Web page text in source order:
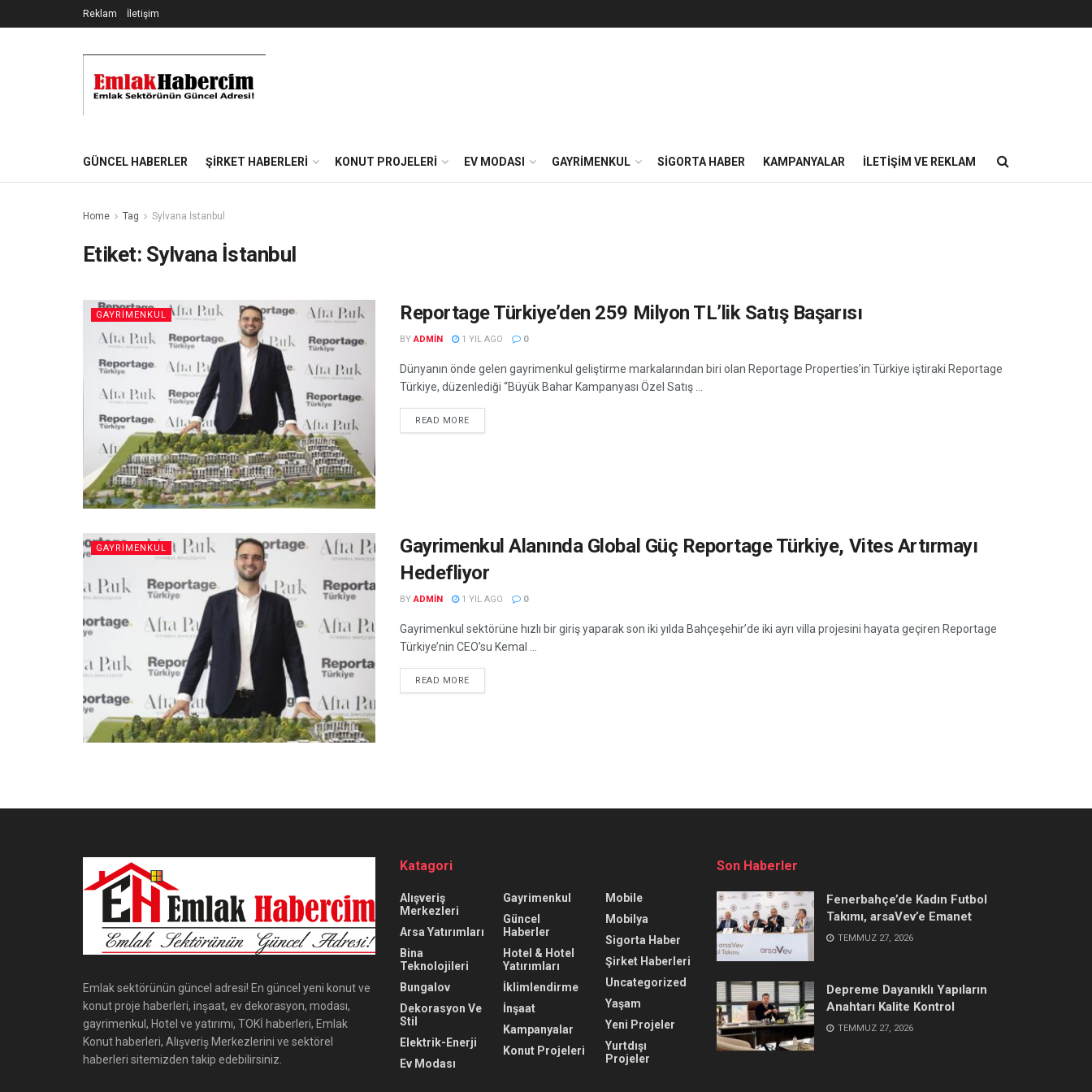
Reklam İletişim
GÜNCEL HABERLER ŞIRKET HABERLERI KONUT PROJELERI EV MODASI GAYRIMENKUL SIGORTA HABER KAMPANYALAR İLETIŞIM VE REKLAM
Home Tag Sylvana İstanbul
Etiket: Sylvana İstanbul
GAYRIMENKUL Reportage Türkiye’den 259 Milyon TL’lik Satış Başarısı
BY ADMIN 1 YIL AGO 0
Dünyanın önde gelen gayrimenkul geliştirme markalarından biri olan Reportage Properties’in Türkiye iştiraki Reportage
Türkiye, düzenlediği “Büyük Bahar Kampanyası Özel Satış ...
READ MORE
GAYRIMENKUL
Gayrimenkul Alanında Global Güç Reportage Türkiye, Vites Artırmayı
Hedefliyor
BY ADMIN 1 YIL AGO 0
Gayrimenkul sektörüne hızlı bir giriş yaparak son iki yılda Bahçeşehir’de iki ayrı villa projesini hayata geçiren Reportage
Türkiye’nin CEO’su Kemal ...
READ MORE
Emlak sektörünün güncel adresi! En güncel yeni konut ve
konut proje haberleri, inşaat, ev dekorasyon, modası,
gayrimenkul, Hotel ve yatırımı, TOKİ haberleri, Emlak
Konut haberleri, Alışveriş Merkezlerini ve sektörel
haberleri sitemizden takip edebilirsiniz.
Katagori
Alışveriş
Merkezleri
Arsa Yatırımları
Bina
Teknolojileri
Bungalov
Dekorasyon Ve
Stil
Elektrik-Enerji
Ev Modası
Gayrimenkul
Güncel
Haberler
Hotel & Hotel
Yatırımları
İklimlendirme
İnşaat
Kampanyalar
Konut Projeleri
Mobile
Mobilya
Sigorta Haber
Şirket Haberleri
Uncategorized
Yaşam
Yeni Projeler
Yurtdışı
Projeler
Son Haberler
Fenerbahçe’de Kadın Futbol
Takımı, arsaVev’e Emanet
TEMMUZ 27, 2026
Depreme Dayanıklı Yapıların
Anahtarı Kalite Kontrol
TEMMUZ 27, 2026